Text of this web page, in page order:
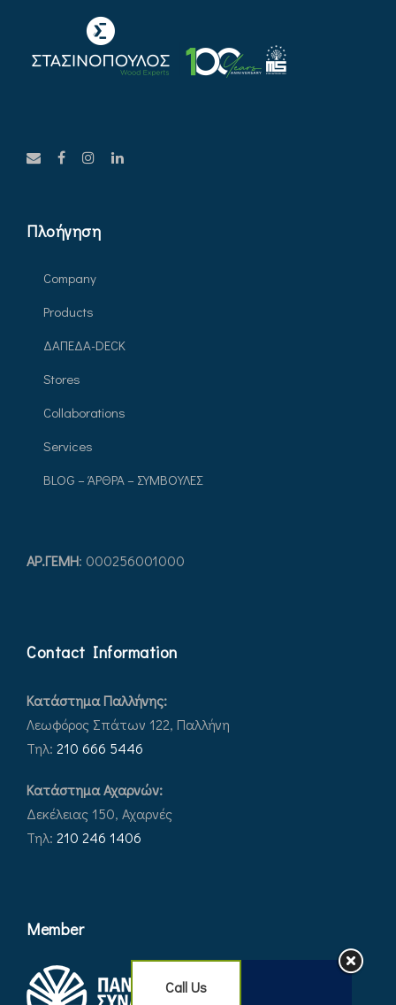
Πλοήγηση
Company
Products
ΔΑΠΕΔΑ-DECK
Stores
Collaborations
Services
BLOG – ΆΡΘΡΑ – ΣΥΜΒΟΥΛΕΣ
ΑΡ.ΓEΜΗ: 000256001000
Contact Information
Κατάστημα Παλλήνης:
Λεωφόρος Σπάτων 122, Παλλήνη
Τηλ: 210 666 5446
Κατάστημα Αχαρνών:
Δεκέλειας 150, Αχαρνές
Τηλ: 210 246 1406
Member
Call Us